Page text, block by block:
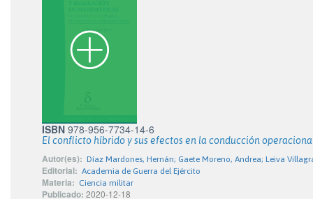
ISBN 978-956-7734-14-6
El conflicto híbrido y sus efectos en la conducción
Autor(es): Díaz Mardones, Hernán; Gaete Moreno, Andrea; Leiva
Editorial: Academia de Guerra del Ejército
Materia: Ciencia militar
Publicado: 2020-12-18